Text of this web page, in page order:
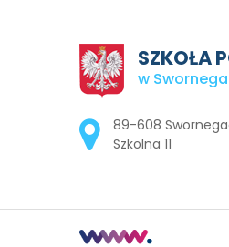
SZKOŁA
w
Adres pocztowy:
89-608
Szkolna 11